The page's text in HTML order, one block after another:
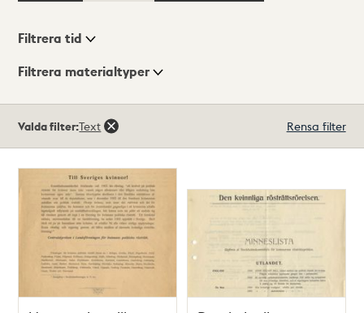
Visningsläge
Filtrera tid
Filtrera materialtyper
träffar
Valda filter:Text Rensa filter